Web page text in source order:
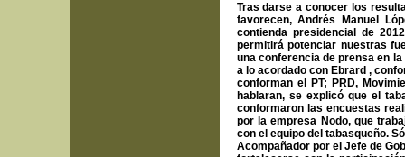
Tras darse a conocer los
favorecen, Andrés Manuel
contienda presidencial de
permitirá potenciar nuestras
una conferencia de prensa en
a lo acordado con Ebrard ,
conforman el PT; PRD,
hablaran, se explicó que el
conformaron las encuestas
por la empresa Nodo, que
con el equipo del tabasqueño.
Acompañador por el Jefe de